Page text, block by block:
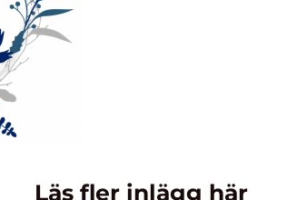
Läs fler inlägg här